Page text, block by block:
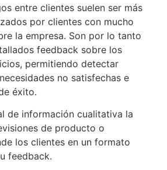
entre clientes suelen ser más
por clientes con mucho
la empresa. Son por lo tanto
feedback sobre los
permitiendo detectar
no satisfechas e
éxito.
de información cualitativa la
de producto o
los clientes en un formato
feedback.